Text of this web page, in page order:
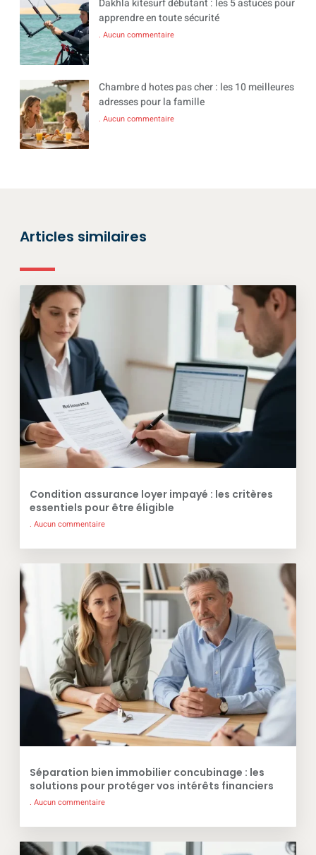
Dakhla kitesurf débutant : les 5 astuces pour
apprendre en toute sécurité
Aucun commentaire
Chambre d hotes pas cher : les 10 meilleures
adresses pour la famille
Aucun commentaire
Articles similaires
Condition assurance loyer impayé : les critères
essentiels pour être éligible
Aucun commentaire
Séparation bien immobilier concubinage : les
solutions pour protéger vos intérêts financiers
Aucun commentaire